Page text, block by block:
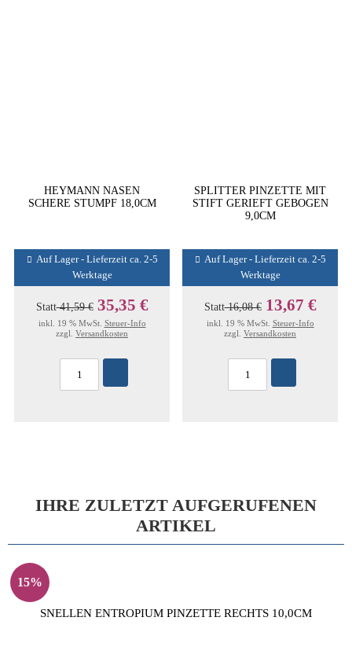
HEYMANN NASEN
SCHERE STUMPF 18,0CM
Auf Lager - Lieferzeit ca. 2-5
Werktage
Statt41,59 € 35,35 €
inkl. 19 % MwSt. Steuer-Info
zzgl. Versandkosten
SPLITTER PINZETTE MIT
STIFT GERIEFT GEBOGEN
9,0CM
Auf Lager - Lieferzeit ca. 2-5
Werktage
Statt16,08 € 13,67 €
inkl. 19 % MwSt. Steuer-Info
zzgl. Versandkosten
IHRE ZULETZT AUFGERUFENEN
ARTIKEL
15%
SNELLEN ENTROPIUM PINZETTE RECHTS 10,0CM